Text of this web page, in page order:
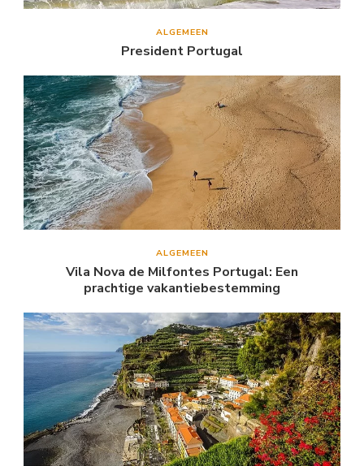
ALGEMEEN
President Portugal
ALGEMEEN
Vila Nova de Milfontes Portugal: Een
prachtige vakantiebestemming